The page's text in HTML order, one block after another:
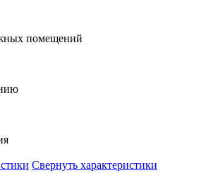
помещений
Свернуть характеристики